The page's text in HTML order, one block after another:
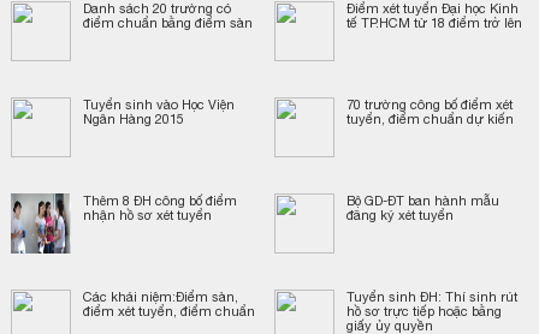
Danh sách 20 trường có
điểm chuẩn bằng điểm sàn
Điểm xét tuyển Đại học Kinh
tế TP.HCM từ 18 điểm trở lên
Tuyển sinh vào Học Viện
Ngân Hàng 2015
70 trường công bố điểm xét
tuyển, điểm chuẩn dự kiến
Thêm 8 ĐH công bố điểm
nhận hồ sơ xét tuyển
Bộ GD-ĐT ban hành mẫu
đăng ký xét tuyển
Các khái niệm:Điểm sàn,
điểm xét tuyển, điểm chuẩn
Tuyển sinh ĐH: Thí sinh rút
hồ sơ trực tiếp hoặc bằng
giấy ủy quyền